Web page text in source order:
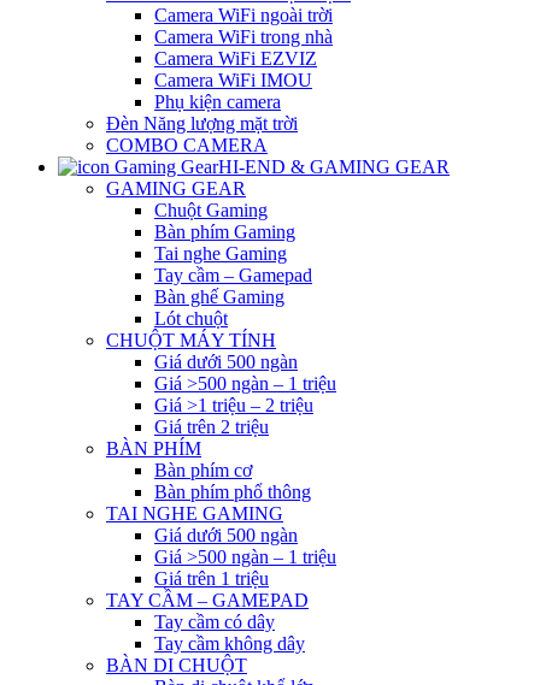
Camera WiFi ngoài trời
Camera WiFi trong nhà
Camera WiFi EZVIZ
Camera WiFi IMOU
Phụ kiện camera
Đèn Năng lượng mặt trời
COMBO CAMERA
HI-END & GAMING GEAR
GAMING GEAR
Chuột Gaming
Bàn phím Gaming
Tai nghe Gaming
Tay cầm – Gamepad
Bàn ghế Gaming
Lót chuột
CHUỘT MÁY TÍNH
Giá dưới 500 ngàn
Giá >500 ngàn – 1 triệu
Giá >1 triệu – 2 triệu
Giá trên 2 triệu
BÀN PHÍM
Bàn phím cơ
Bàn phím phổ thông
TAI NGHE GAMING
Giá dưới 500 ngàn
Giá >500 ngàn – 1 triệu
Giá trên 1 triệu
TAY CẦM – GAMEPAD
Tay cầm có dây
Tay cầm không dây
BÀN DI CHUỘT